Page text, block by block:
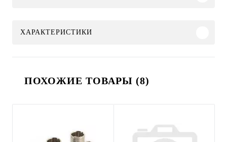
ХАРАКТЕРИСТИКИ
ПОХОЖИЕ ТОВАРЫ (8)